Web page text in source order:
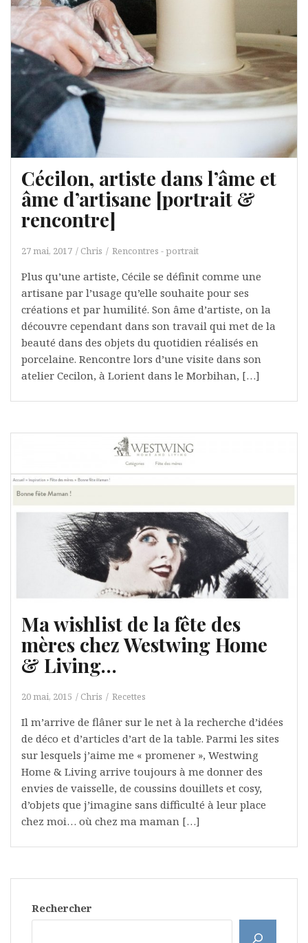
Cécilon, artiste dans l’âme et
âme d’artisane [portrait &
rencontre]
27 mai, 2017 Chris Rencontres - portrait
Plus qu’une artiste, Cécile se définit comme une
artisane par l’usage qu’elle souhaite pour ses
créations et par humilité. Son âme d’artiste, on la
découvre cependant dans son travail qui met de la
beauté dans des objets du quotidien réalisés en
porcelaine. Rencontre lors d’une visite dans son
atelier Cecilon, à Lorient dans le Morbihan, […]
Ma wishlist de la fête des
mères chez Westwing Home
& Living…
20 mai, 2015 Chris Recettes
Il m’arrive de flâner sur le net à la recherche d’idées
de déco et d’articles d’art de la table. Parmi les sites
sur lesquels j’aime me « promener », Westwing
Home & Living arrive toujours à me donner des
envies de vaisselle, de coussins douillets et cosy,
d’objets que j’imagine sans difficulté à leur place
chez moi… où chez ma maman […]
Rechercher